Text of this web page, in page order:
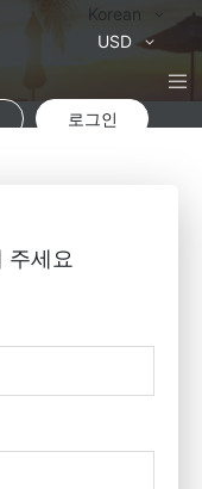
Language
Korean
USD
로그인
주세요